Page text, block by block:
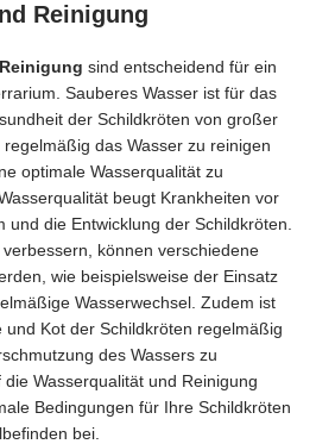
Reinigung
sind entscheidend für ein
Sauberes Wasser ist für das
der Schildkröten von großer
das Wasser zu reinigen
optimale Wasserqualität zu
beugt Krankheiten vor
und die Entwicklung der Schildkröten.
können verschiedene
wie beispielsweise der Einsatz
Wasserwechsel. Zudem ist
Kot der Schildkröten regelmäßig
des Wassers zu
Wasserqualität und Reinigung
Bedingungen für Ihre Schildkröten
bei.